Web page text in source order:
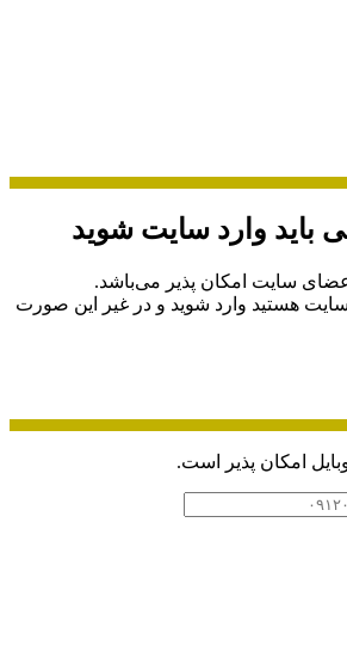
باید وارد سایت شوید
سایت امکان پذیر می‌باشد.
هستید وارد شوید و در غیر این صورت
امکان پذیر است.